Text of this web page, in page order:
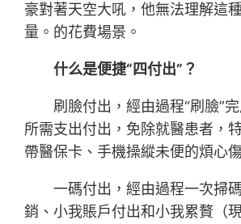
豪對著天空大吼，他無法理解這
量。的花費場景。
什么是便捷“四付出”？
刷臉付出，經由過程“刷臉”
所需支出付出，免除就醫患者，
帶醫保卡、手機操縱未便的煩心
一碼付出，經由過程一次掃
銷、小我賬戶付出和小我累贅（